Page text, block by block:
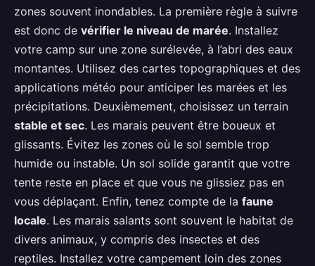
zones souvent inondables. La première règle à suivre
est donc de vérifier le niveau de marée. Installez
votre camp sur une zone surélevée, à l’abri des eaux
montantes. Utilisez des cartes topographiques et des
applications météo pour anticiper les marées et les
précipitations. Deuxièmement, choisissez un terrain
stable et sec. Les marais peuvent être boueux et
glissants. Évitez les zones où le sol semble trop
humide ou instable. Un sol solide garantit que votre
tente reste en place et que vous ne glissiez pas en
vous déplaçant. Enfin, tenez compte de la faune
locale. Les marais salants sont souvent le habitat de
divers animaux, y compris des insectes et des
reptiles. Installez votre campement loin des zones